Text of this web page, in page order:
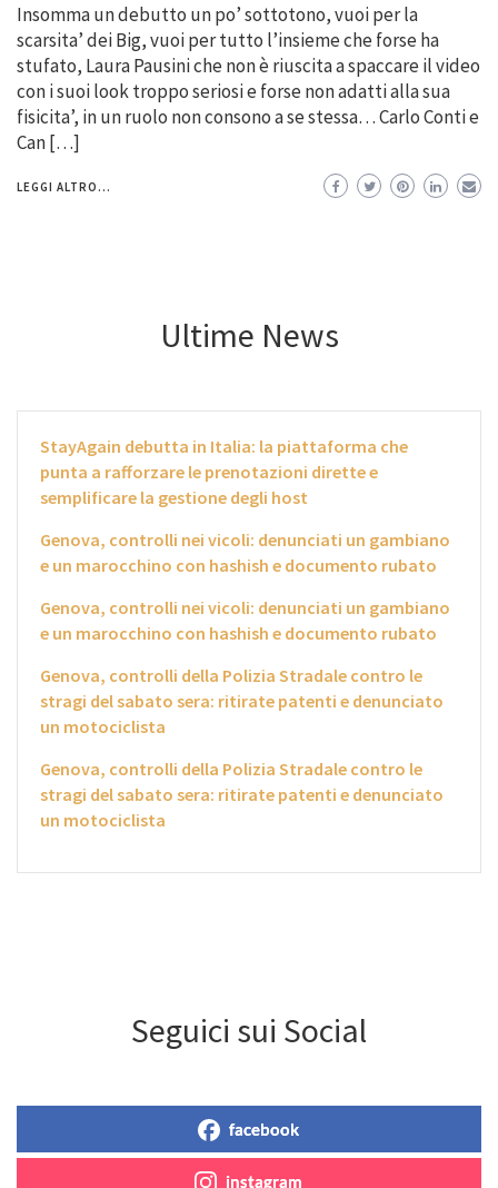
Insomma un debutto un po’ sottotono, vuoi per la
scarsita’ dei Big, vuoi per tutto l’insieme che forse ha
stufato, Laura Pausini che non è riuscita a spaccare il video
con i suoi look troppo seriosi e forse non adatti alla sua
fisicita’, in un ruolo non consono a se stessa… Carlo Conti e
Can […]
LEGGI ALTRO...
Ultime News
StayAgain debutta in Italia: la piattaforma che
punta a rafforzare le prenotazioni dirette e
semplificare la gestione degli host
Genova, controlli nei vicoli: denunciati un gambiano
e un marocchino con hashish e documento rubato
Genova, controlli nei vicoli: denunciati un gambiano
e un marocchino con hashish e documento rubato
Genova, controlli della Polizia Stradale contro le
stragi del sabato sera: ritirate patenti e denunciato
un motociclista
Genova, controlli della Polizia Stradale contro le
stragi del sabato sera: ritirate patenti e denunciato
un motociclista
Seguici sui Social
facebook
instagram